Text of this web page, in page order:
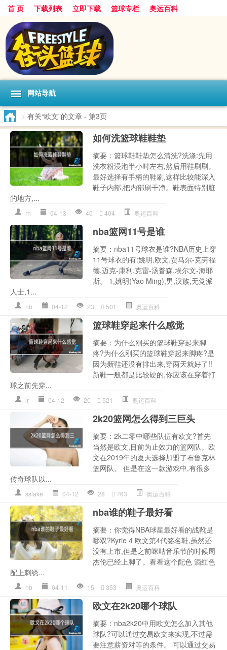
首 页 下载列表 立即下载 篮球专栏 奥运百科
网站导航
> 有关“欧文”的文章 - 第3页
如何洗篮球鞋鞋垫
摘要：篮球鞋鞋垫怎么清洗?洗涤:先用
洗衣粉浸泡半小时左右,然后用鞋刷刷。
最好选择有手柄的鞋刷,这样比较能深入
鞋子内部,把内部刷干净。鞋表面特别脏
的地方,...
rh 04-13 40 404 奥运百科
nba篮网11号是谁
摘要：nba11号球衣是谁?NBA历史上穿
11号球衣的有:姚明,欧文,贾马尔-克劳福
德,迈克-康利,克雷-汤普森,埃尔文-海耶
斯。 1,姚明(Yao Ming),男,汉族,无党派
人士,1...
nb 04-12 23 501 奥运百科
篮球鞋穿起来什么感觉
摘要：为什么刚买的篮球鞋穿起来脚
疼?为什么刚买的篮球鞋穿起来脚疼?是
因为新鞋还没有排出来,穿两天就好了!!
新鞋一般都是比较硬的,你应该在穿着打
球之前先穿...
lr 04-12 20 521 奥运百科
2k20篮网怎么得到三巨头
摘要：2k二零中哪些队伍有欧文?首先
当然是欧文,目前为止效力的篮网队。欧
文在2019年的夏天选择加盟了布鲁克林
篮网队。 但是在这一款游戏中,有很多
传奇球队以...
sslake 04-12 28 763 奥运百科
nba谁的鞋子最好看
摘要：你觉得NBA球星最好看的战靴是
哪双?Kyrie 4 欧文第4代签名鞋,虽然还
没有上市,但是之前咪咕音乐节的时候周
杰伦已经上脚了。看看这个配色 酒红色
配上刺绣...
nb 04-11 15 353 奥运百科
欧文在2k20哪个球队
摘要：nba2k20中用欧文怎么加入其他
球队?可以通过交易欧文来实现,不过需
要注意薪资对等的条件。 可以通过交易